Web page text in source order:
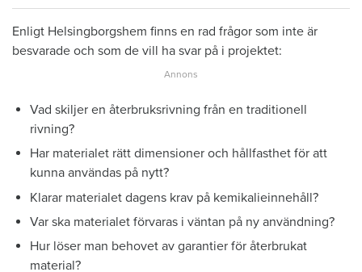
Enligt Helsingborgshem finns en rad frågor som inte är
besvarade och som de vill ha svar på i projektet:
Vad skiljer en återbruksrivning från en traditionell
rivning?
Har materialet rätt dimensioner och hållfasthet för att
kunna användas på nytt?
Klarar materialet dagens krav på kemikalieinnehåll?
Var ska materialet förvaras i väntan på ny användning?
Hur löser man behovet av garantier för återbrukat
material?